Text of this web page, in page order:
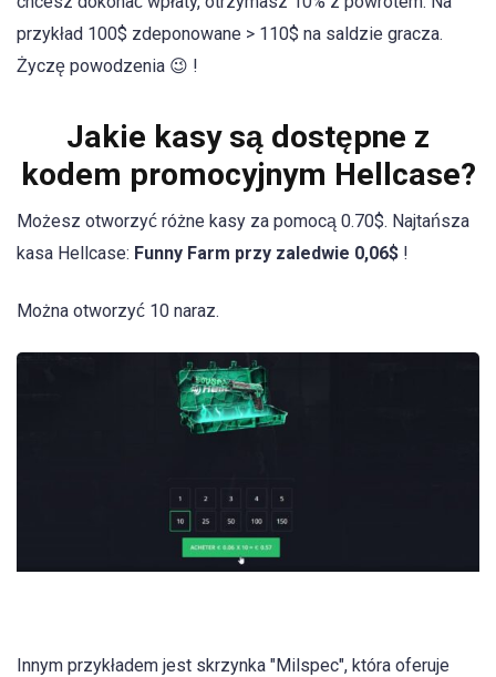
przykład 100$ zdeponowane > 110$ na saldzie gracza.
Życzę powodzenia 😉 !
Jakie kasy są dostępne z
kodem promocyjnym Hellcase?
Możesz otworzyć różne kasy za pomocą 0.70$. Najtańsza
kasa Hellcase: Funny Farm przy zaledwie 0,06$ !
Można otworzyć 10 naraz.
Innym przykładem jest skrzynka "Milspec", która oferuje